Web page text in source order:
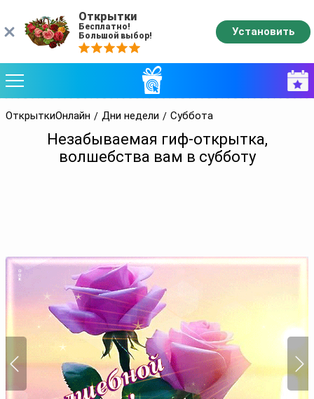
ОткрыткиОнлайн Дни недели Суббота
Незабываемая гиф-открытка,
волшебства вам в субботу
Открытки
Бесплатно!
Большой выбор!
Установить